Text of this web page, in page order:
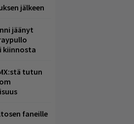
jälkeen
jäänyt
kiinnosta
tutun
faneille